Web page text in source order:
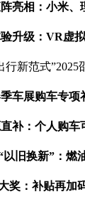
亮相：小米、
升级：VR虚
车展购车专项
补：个人购
以旧换新” ：燃
奖 ： 补贴再加